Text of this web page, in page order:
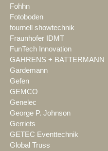
Fohhn
Fotoboden
fournell showtechnik
Fraunhofer IDMT
FunTech Innovation
GAHRENS + BATTERMANN
Gardemann
Gefen
GEMCO
Genelec
George P. Johnson
Gerriets
GETEC Eventtechnik
Global Truss